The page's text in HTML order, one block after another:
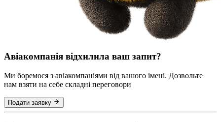
Авіакомпанія відхилила ваш запит?
Ми боремося з авіакомпаніями від вашого імені. Дозвольте
нам взяти на себе складні переговори
Подати заявку